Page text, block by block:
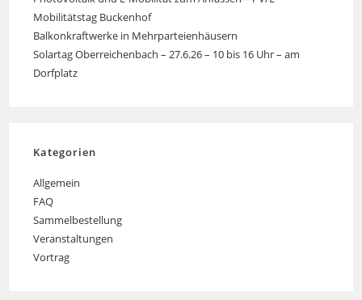
Mobilitätstag Buckenhof
Balkonkraftwerke in Mehrparteienhäusern
Solartag Oberreichenbach – 27.6.26 – 10 bis 16 Uhr – am
Dorfplatz
Kategorien
Allgemein
FAQ
Sammelbestellung
Veranstaltungen
Vortrag